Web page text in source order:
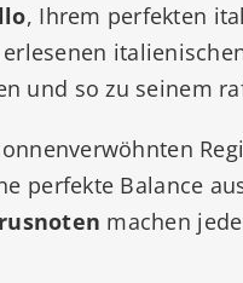
, Ihrem perfekten
und so zu seinem
perfekte Balance
machen